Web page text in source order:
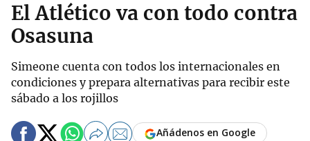
El Atlético va con todo contra
Osasuna
Simeone cuenta con todos los internacionales en
condiciones y prepara alternativas para recibir este
sábado a los rojillos
Añádenos en Google